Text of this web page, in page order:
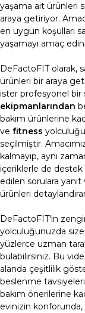
yaşama ait ürünleri
araya getiriyor.
en uygun koşulları
yaşamayı amaç
DeFactoFIT olarak,
ürünleri bir araya
ister profesyonel bir
ekipmanlarından
bakım ürünlerine
ve fitness
seçilmiştir.
kalmayıp, aynı
içeriklerle de
edilen sorulara
ürünleri
DeFactoFIT'in
yolculuğunuzda
yüzlerce uzman
bulabilirsiniz. Bu
alanda çeşitlilik
beslenme
bakım önerilerine
evinizin